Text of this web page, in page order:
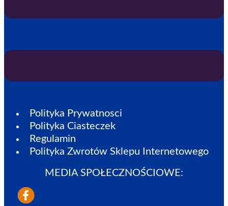
Polityka Prywatnosci
Polityka Ciasteczek
Regulamin
Polityka Zwrotów Sklepu Internetowego
MEDIA SPOŁECZNOŚCIOWE: